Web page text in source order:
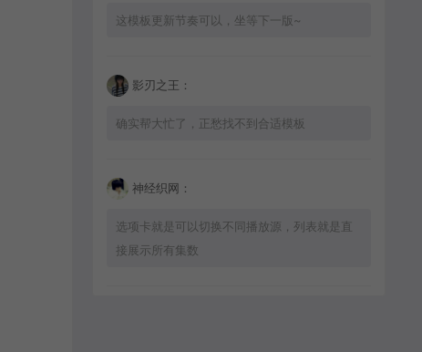
这模板更新节奏可以，坐等下一版~
影刃之王：
确实帮大忙了，正愁找不到合适模板
神经织网：
选项卡就是可以切换不同播放源，列表就是直
接展示所有集数